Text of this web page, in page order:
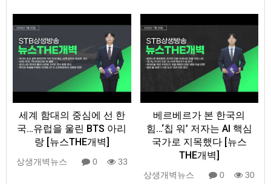
세계 함대의 중심에 선 한
국…유럽을 울린 BTS 아리
랑 [뉴스THE개벽]
상생개벽뉴스 0 33
베르베르가 본 한국의
힘…‘칩 워’ 저자는 AI 핵심
국가로 지목했다 [뉴스
THE개벽]
상생개벽뉴스 0 30